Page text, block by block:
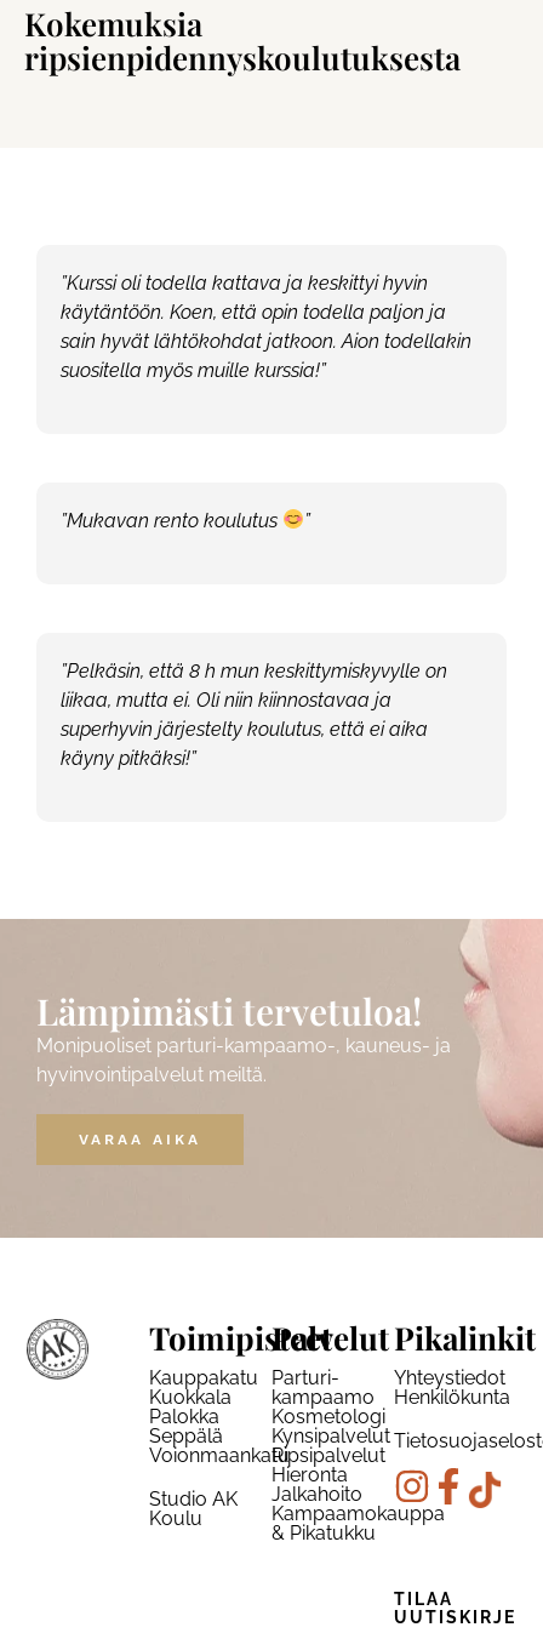
Kokemuksia
ripsienpidennyskoulutuksesta
”Kurssi oli todella kattava ja keskittyi hyvin
käytäntöön. Koen, että opin todella paljon ja
sain hyvät lähtökohdat jatkoon. Aion todellakin
suositella myös muille kurssia!”
”Mukavan rento koulutus ”
”Pelkäsin, että 8 h mun keskittymiskyvylle on
liikaa, mutta ei. Oli niin kiinnostavaa ja
superhyvin järjestelty koulutus, että ei aika
käyny pitkäksi!”
Lämpimästi tervetuloa!
Monipuoliset parturi-kampaamo-, kauneus- ja
hyvinvointipalvelut meiltä.
VARAA AIKA
Toimipisteet
Kauppakatu
Kuokkala
Palokka
Seppälä
Voionmaankatu
Studio AK
Koulu
Palvelut
Parturi-
kampaamo
Kosmetologi
Kynsipalvelut
Ripsipalvelut
Hieronta
Jalkahoito
Kampaamokauppa
& Pikatukku
Pikalinkit
Yhteystiedot
Henkilökunta
TILAA
UUTISKIRJE